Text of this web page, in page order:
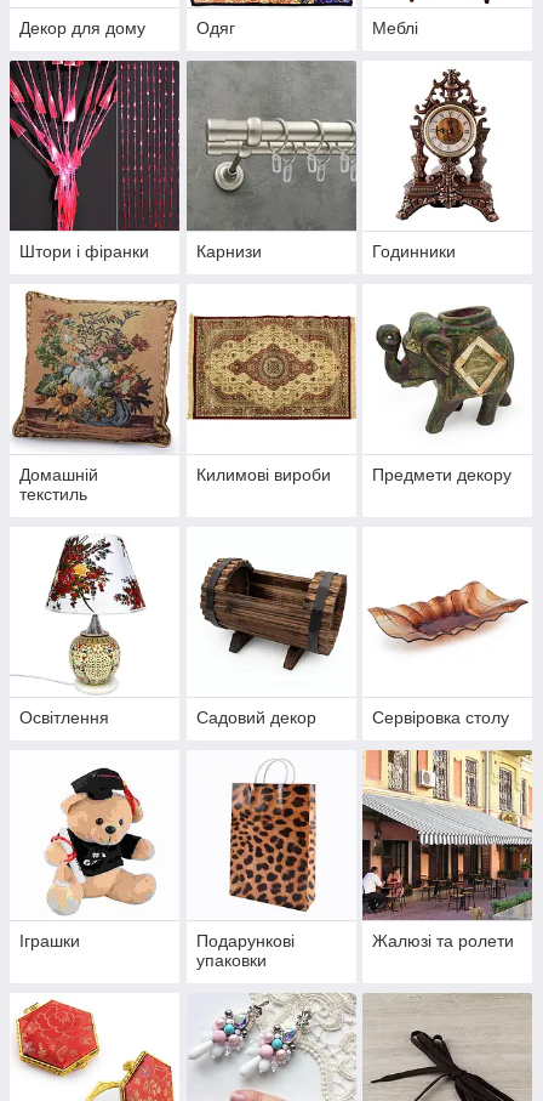
Декор для дому Одяг Меблі
Штори і фіранки Карнизи Годинники
Домашній
текстиль
Килимові вироби Предмети декору
Освітлення Садовий декор Сервіровка столу
Іграшки
Подарункові
упаковки
Жалюзі та ролети